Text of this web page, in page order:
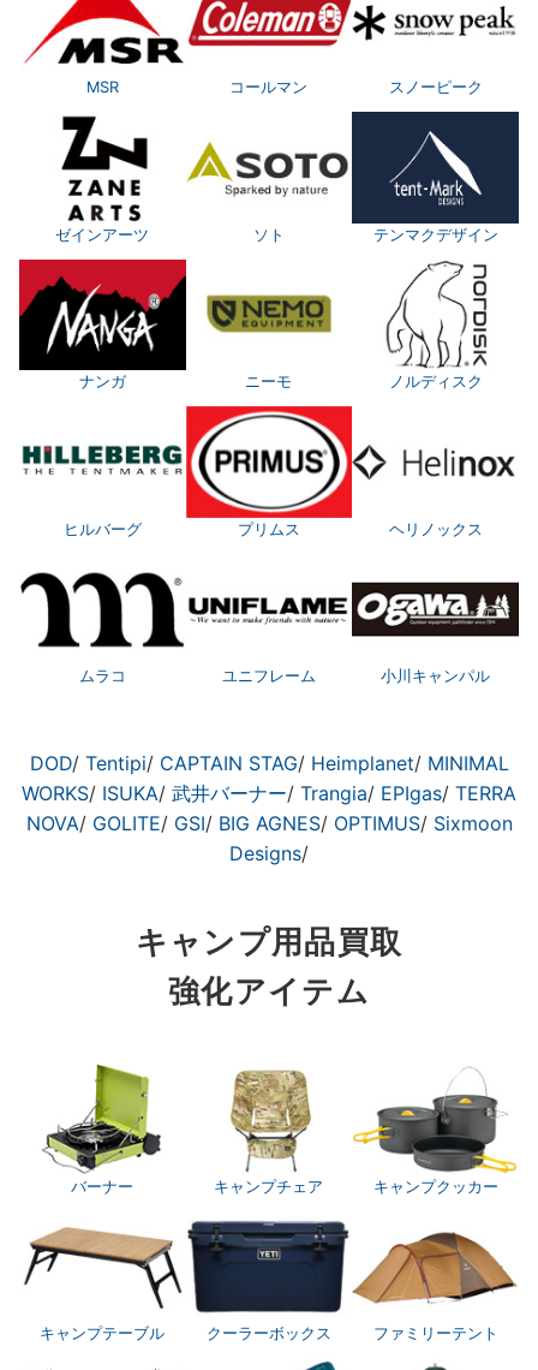
MSR コールマン スノーピーク
ゼインアーツ ソト テンマクデザイン
ナンガ ニーモ ノルディスク
ヒルバーグ プリムス ヘリノックス
ムラコ ユニフレーム 小川キャンパル
DOD/ Tentipi/ CAPTAIN STAG/ Heimplanet/ MINIMAL
WORKS/ ISUKA/ 武井バーナー/ Trangia/ EPIgas/ TERRA
NOVA/ GOLITE/ GSI/ BIG AGNES/ OPTIMUS/ Sixmoon
Designs/
キャンプ用品買取
強化アイテム
バーナー キャンプチェア キャンプクッカー
キャンプテーブル クーラーボックス ファミリーテント